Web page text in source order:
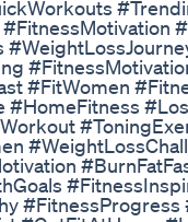
#FitWomen